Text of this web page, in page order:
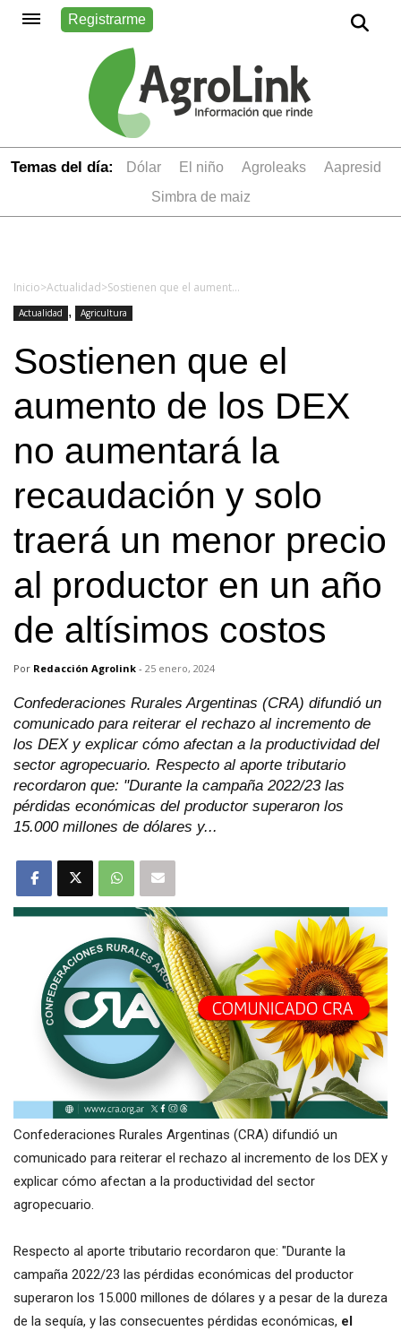
Registrarme
Temas del día: dólar el niño Agroleaks
aapresid
simbra de maiz
Inicio>Actualidad> Sostienen que el aumento de los DEX no aumentará la recaudación y solo traerá un menor precio al productor en un año de altísimos costos
Actualidad , Agricultura
Sostienen que el
aumento de los DEX
no aumentará la
recaudación y solo
traerá un menor precio
al productor en un año
de altísimos costos
Por Redacción Agrolink - 25 enero, 2024
Confederaciones Rurales Argentinas (CRA) difundió un
comunicado para reiterar el rechazo al incremento de
los DEX y explicar cómo afectan a la productividad del
sector agropecuario. Respecto al aporte tributario
recordaron que: "Durante la campaña 2022/23 las
pérdidas económicas del productor superaron los
15.000 millones de dólares y...
Confederaciones Rurales Argentinas (CRA) difundió un
comunicado para reiterar el rechazo al incremento de los DEX y
explicar cómo afectan a la productividad del sector
agropecuario.
Respecto al aporte tributario recordaron que: "Durante la
campaña 2022/23 las pérdidas económicas del productor
superaron los 15.000 millones de dólares y a pesar de la dureza
de la sequía, y las consecuentes pérdidas económicas, el